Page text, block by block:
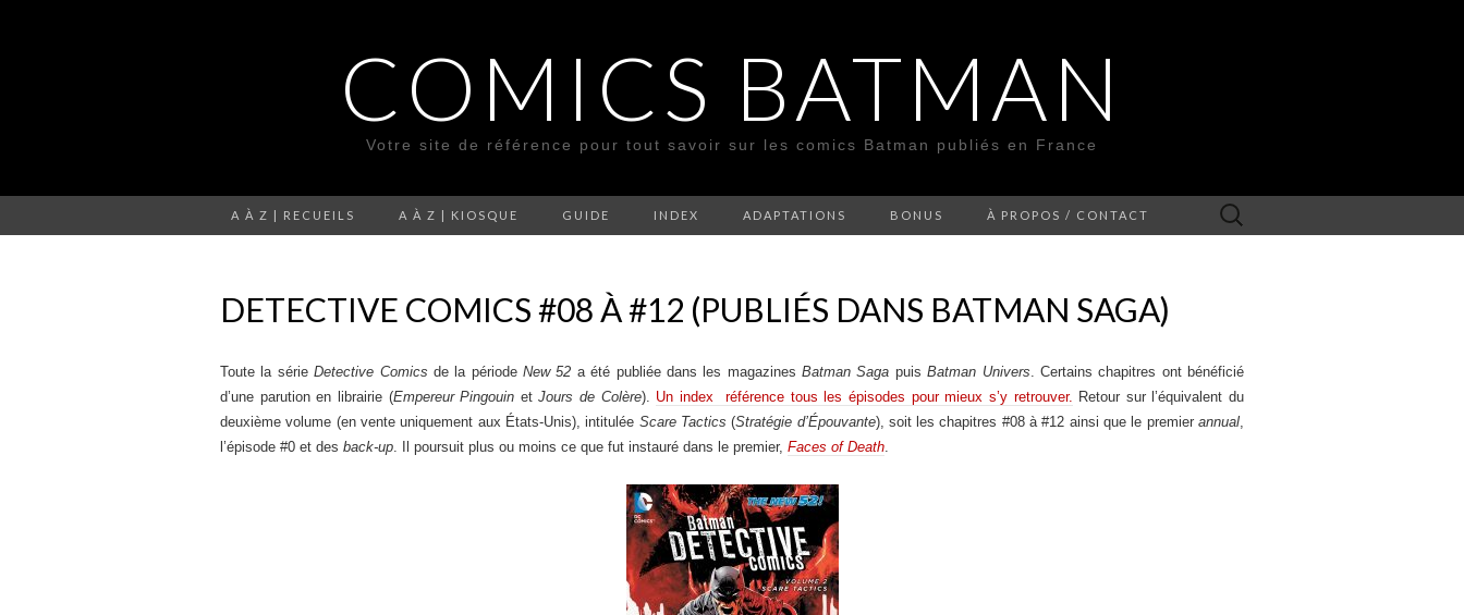
COMICS BATMAN
Votre site de référence pour tout savoir sur les comics Batman publiés en France
A À Z | RECUEILS A À Z | KIOSQUE GUIDE INDEX ADAPTATIONS BONUS À PROPOS / CONTACT Rechercher :
DETECTIVE COMICS #08 À #12 (PUBLIÉS DANS BATMAN SAGA)
Toute la sérieDetective Comics de la période New 52 a été publiée dans les magazines Batman Saga puisBatman Univers. Certains chapitres ont bénéficié
d’une parution en librairie (Empereur Pingouin etJours de Colère). Un index référence tous les épisodes pour mieux s’y retrouver. Retour sur l’équivalent du
deuxième volume (en vente uniquement aux États-Unis), intitulée Scare Tactics(Stratégie d’Épouvante), soit les chapitres #08 à #12 ainsi que le premierannual,
l’épisode #0 et des back-up. Il poursuit plus ou moins ce que fut instauré dans le premier, Faces of Death.